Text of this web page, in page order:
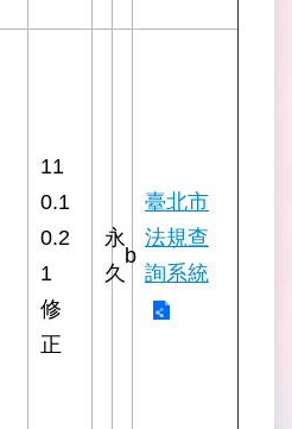
11
0.1
0.2
1
修
正
永
久
b
臺北市
法規查
詢系統